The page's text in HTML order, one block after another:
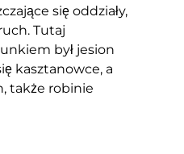
się oddziały,
Tutaj
był jesion
kasztanowce, a
także robinie